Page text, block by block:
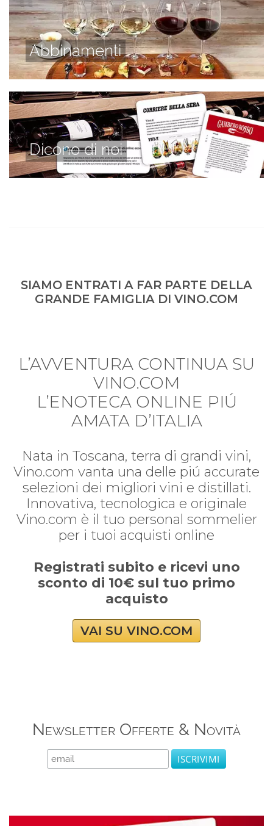
Abbinamenti
Dicono di noi
SIAMO ENTRATI A FAR PARTE DELLA
GRANDE FAMIGLIA DI VINO.COM
L’AVVENTURA CONTINUA SU
VINO.COM
L’ENOTECA ONLINE PIÚ
AMATA D’ITALIA
Nata in Toscana, terra di grandi vini,
Vino.com vanta una delle piú accurate
selezioni dei migliori vini e distillati.
Innovativa, tecnologica e originale
Vino.com è il tuo personal sommelier
per i tuoi acquisti online
Registrati subito e ricevi uno
sconto di 10€ sul tuo primo
acquisto
VAI SU VINO.COM
Newsletter Offerte & Novità